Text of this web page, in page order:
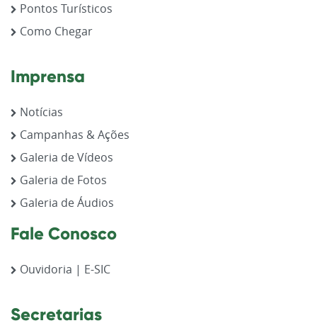
Pontos Turísticos
Como Chegar
Imprensa
Notícias
Campanhas & Ações
Galeria de Vídeos
Galeria de Fotos
Galeria de Áudios
Fale Conosco
Ouvidoria | E-SIC
Secretarias